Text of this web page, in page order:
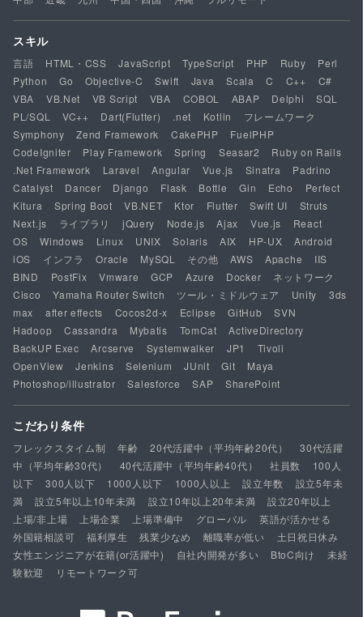
スキル
言語 HTML・CSS JavaScript TypeScript PHP Ruby
Perl
Python
Go Objective-C Swift Java Scala C C++
C#
VBA
VB.Net VB Script VBA COBOL ABAP Delphi
SQL
PL/SQL
VC++ Dart(Flutter) .net Kotlin
フレームワーク
Symphony
Zend Framework CakePHP
FuelPHP
CodeIgniter
Play Framework Spring Seasar2
Ruby on Rails
.Net Framework
Laravel Angular Vue.js Sinatra
Padrino
Catalyst
Dancer Django Flask Bottle Gin Echo
Perfect
Kitura
Spring Boot VB.NET Ktor Flutter Swift UI
Struts
Next.js
ライブラリ jQuery Node.js Ajax Vue.js
React
OS
Windows Linux UNIX Solaris AIX HP-UX
Android
iOS
インフラ Oracle MySQL その他 AWS Apache
IIS
BIND
PostFix Vmware GCP Azure Docker
ネットワーク
Cisco
Yamaha Router Switch ツール・ミドルウェア Unity
3ds
max
after effects Cocos2d-x Eclipse GitHub
SVN
Hadoop
Cassandra Mybatis TomCat
ActiveDirectory
BackUP Exec
Arcserve Systemwalker JP1
Tivoli
OpenView
Jenkins Selenium JUnit Git
Maya
Photoshop/illustrator
Salesforce SAP SharePoint
こだわり条件
フレックスタイム制 年齢 20代活躍中（平均年齢20代）
30代活躍
中（平均年齢30代）
40代活躍中（平均年齢40代） 社員数
100人
以下
300人以下 1000人以下 1000人以上 設立年数
設立5年未
満
設立5年以上10年未満 設立10年以上20年未満
設立20年以上
上場/非上場
上場企業 上場準備中 グローバル
英語が活かせる
外国籍相談可
福利厚生 残業少なめ 離職率が低い
土日祝日休み
女性エンジニアが在籍(or活躍中)
自社内開発が多い BtoC向け
未経
験歓迎
リモートワーク可